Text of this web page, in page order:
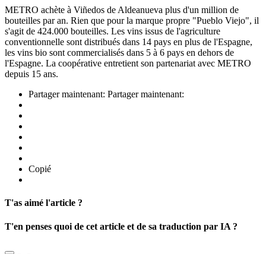
METRO achète à Viñedos de Aldeanueva plus d'un million de
bouteilles par an. Rien que pour la marque propre "Pueblo Viejo", il
s'agit de 424.000 bouteilles. Les vins issus de l'agriculture
conventionnelle sont distribués dans 14 pays en plus de l'Espagne,
les vins bio sont commercialisés dans 5 à 6 pays en dehors de
l'Espagne. La coopérative entretient son partenariat avec METRO
depuis 15 ans.
Partager maintenant: Partager maintenant:
Copié
T'as aimé l'article ?
T'en penses quoi de cet article et de sa traduction par IA ?